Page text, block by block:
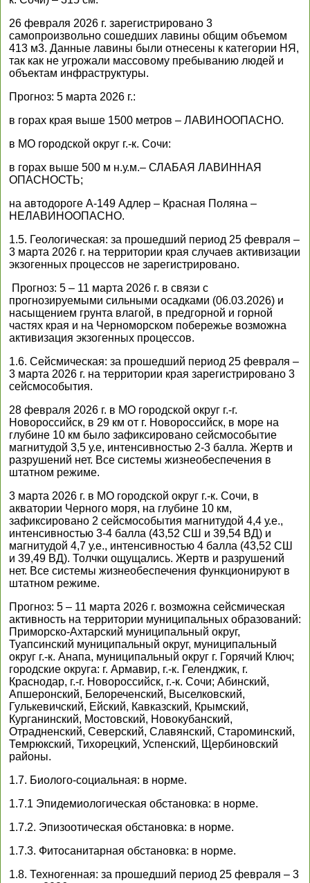
26 февраля 2026 г. зарегистрировано 3
самопроизвольно сошедших лавины общим объемом
413 м3. Данные лавины были отнесены к категории НЯ,
так как не угрожали массовому пребыванию людей и
объектам инфраструктуры.
Прогноз: 5 марта 2026 г.:
в горах края выше 1500 метров – ЛАВИНООПАСНО.
в МО городской округ г.-к. Сочи:
в горах выше 500 м н.у.м.– СЛАБАЯ ЛАВИННАЯ
ОПАСНОСТЬ;
на автодороге А-149 Адлер – Красная Поляна –
НЕЛАВИНООПАСНО.
1.5. Геологическая: за прошедший период 25 февраля –
3 марта 2026 г. на территории края случаев активизации
экзогенных процессов не зарегистрировано.
Прогноз: 5 – 11 марта 2026 г. в связи с
прогнозируемыми сильными осадками (06.03.2026) и
насыщением грунта влагой, в предгорной и горной
частях края и на Черноморском побережье возможна
активизация экзогенных процессов.
1.6. Сейсмическая: за прошедший период 25 февраля –
3 марта 2026 г. на территории края зарегистрировано 3
сейсмособытия.
28 февраля 2026 г. в МО городской округ г.-г.
Новороссийск, в 29 км от г. Новороссийск, в море на
глубине 10 км было зафиксировано сейсмособытие
магнитудой 3,5 у.е, интенсивностью 2-3 балла. Жертв и
разрушений нет. Все системы жизнеобеспечения в
штатном режиме.
3 марта 2026 г. в МО городской округ г.-к. Сочи, в
акватории Черного моря, на глубине 10 км,
зафиксировано 2 сейсмособытия магнитудой 4,4 у.е.,
интенсивностью 3-4 балла (43,52 СШ и 39,54 ВД) и
магнитудой 4,7 у.е., интенсивностью 4 балла (43,52 СШ
и 39,49 ВД). Толчки ощущались. Жертв и разрушений
нет. Все системы жизнеобеспечения функционируют в
штатном режиме.
Прогноз: 5 – 11 марта 2026 г. возможна сейсмическая
активность на территории муниципальных образований:
Приморско-Ахтарский муниципальный округ,
Туапсинский муниципальный округ, муниципальный
округ г.-к. Анапа, муниципальный округ г. Горячий Ключ;
городские округа: г. Армавир, г.-к. Геленджик, г.
Краснодар, г.-г. Новороссийск, г.-к. Сочи; Абинский,
Апшеронский, Белореченский, Выселковский,
Гулькевичский, Ейский, Кавказский, Крымский,
Курганинский, Мостовский, Новокубанский,
Отрадненский, Северский, Славянский, Староминский,
Темрюкский, Тихорецкий, Успенский, Щербиновский
районы.
1.7. Биолого-социальная: в норме.
1.7.1 Эпидемиологическая обстановка: в норме.
1.7.2. Эпизоотическая обстановка: в норме.
1.7.3. Фитосанитарная обстановка: в норме.
1.8. Техногенная: за прошедший период 25 февраля – 3